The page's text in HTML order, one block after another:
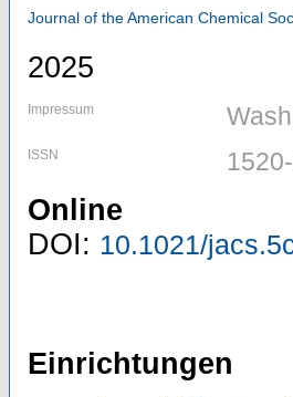
Journal of the American Chemical
2025
Impressum
ISSN
Online
DOI: 10.1021/
Einrichtungen